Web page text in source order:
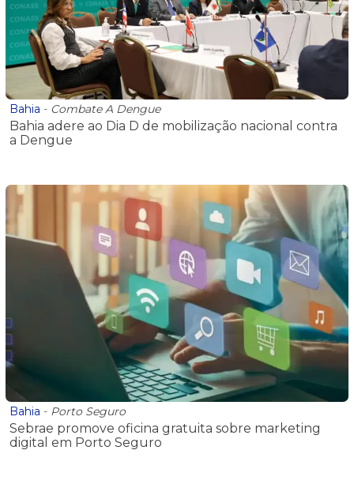
Bahia - Combate A Dengue
Bahia adere ao Dia D de mobilização nacional contra
a Dengue
Bahia - Porto Seguro
Sebrae promove oficina gratuita sobre marketing
digital em Porto Seguro